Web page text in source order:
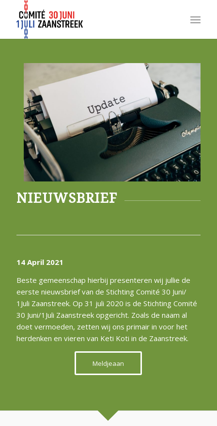
NIEUWSBRIEF
14 April 2021
Beste gemeenschap hierbij presenteren wij jullie de
eerste nieuwsbrief van de Stichting Comité 30 Juni/
1Juli Zaanstreek. Op 31 juli 2020 is de Stichting Comité
30 Juni/1Juli Zaanstreek opgericht. Zoals de naam al
doet vermoeden, zetten wij ons primair in voor het
herdenken en vieren van Keti Koti in de Zaanstreek.
Meldjeaan